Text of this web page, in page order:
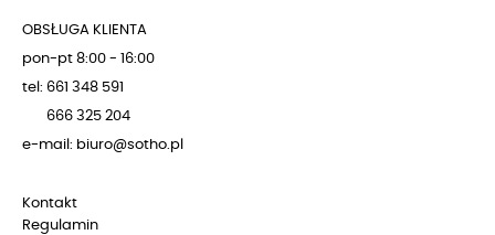
OBSŁUGA KLIENTA
pon-pt 8:00 - 16:00
tel: 661 348 591
666 325 204
e-mail: biuro@sotho.pl
Kontakt
Regulamin